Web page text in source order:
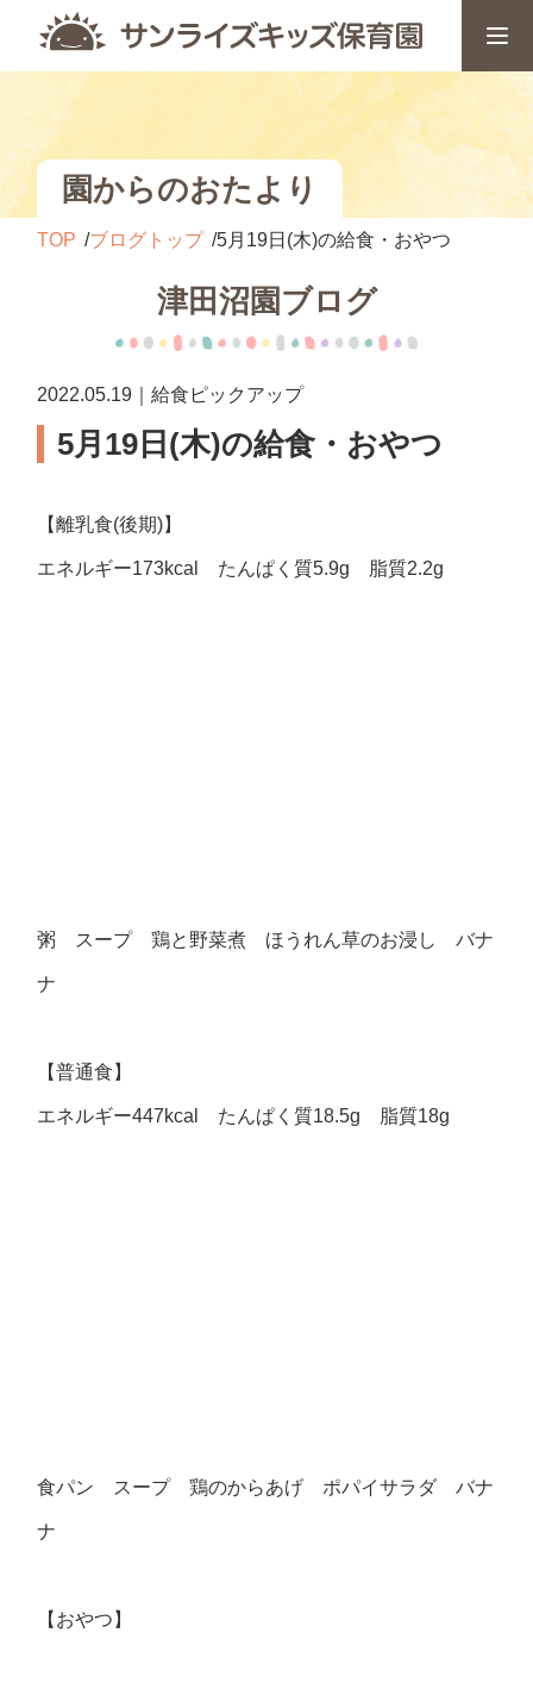
園からのおたより
TOP ブログトップ 5月19日(木)の給食・おやつ
津田沼園ブログ
2022.05.19｜給食ピックアップ
5月19日(木)の給食・おやつ
【離乳食(後期)】
エネルギー173kcal たんぱく質5.9g 脂質2.2g
粥 スープ 鶏と野菜煮 ほうれん草のお浸し バナ
ナ
【普通食】
エネルギー447kcal たんぱく質18.5g 脂質18g
食パン スープ 鶏のからあげ ポパイサラダ バナ
ナ
【おやつ】